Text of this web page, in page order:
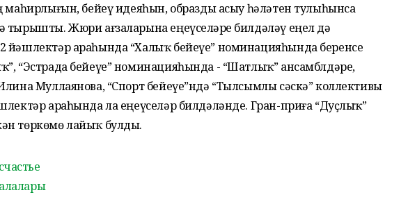
маһирлығын, бейеү идеяһын, образды асыу һәләтен тулыһынса
тырышты. Жюри ағзаларына еңеүселәрҙе билдәләү еңел дә
йәшлектәр араһында “Халыҡ бейеүе” номинацияһында беренсе
“Эстрада бейеүе” номинацияһында - “Шатлыҡ” ансамблдәре,
Муллаянова, “Спорт бейеүе”ндә “Тылсымлы сәскә” коллективы
араһында ла еңеүселәр билдәләнде. Гран-приға “Дуҫлыҡ”
төркөмө лайыҡ булды.